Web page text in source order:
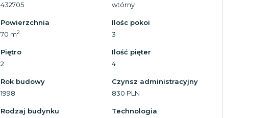
432705
wtórny
Powierzchnia
70 m2
Ilośc pokoi
3
Piętro
2
Ilość pięter
4
Rok budowy
1998
Czynsz administracyjny
830 PLN
Rodzaj budynku
Technologia